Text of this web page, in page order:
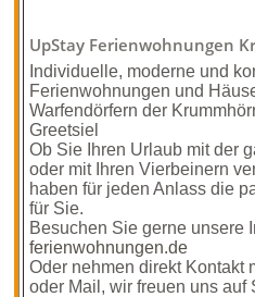
UpStay Ferienwohnungen
Individuelle, moderne und
Ferienwohnungen und
Warfendörfern der
Greetsiel
Ob Sie Ihren Urlaub mit der
oder mit Ihren Vierbeinern
haben für jeden Anlass die
für Sie.
Besuchen Sie gerne unsere
ferienwohnungen.de
Oder nehmen direkt Kontakt
oder Mail, wir freuen uns auf